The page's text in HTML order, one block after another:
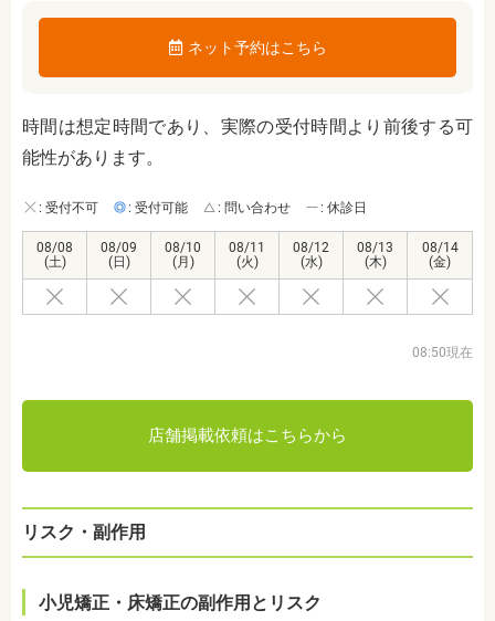
ネット予約はこちら
時間は想定時間であり、実際の受付時間より前後する可
能性があります。
: 受付不可 : 受付可能 : 問い合わせ : 休診日
08/08
(土)
08/09
(日)
08/10
(月)
08/11
(火)
08/12
(水)
08/13
(木)
08/14
(金)
08:50現在
店舗掲載依頼はこちらから
リスク・副作用
小児矯正・床矯正の副作用とリスク